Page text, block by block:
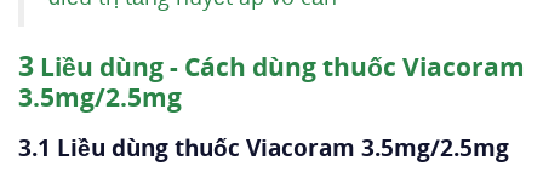
3 Liều dùng - Cách dùng thuốc Viacoram
3.5mg/2.5mg
3.1 Liều dùng thuốc Viacoram 3.5mg/2.5mg